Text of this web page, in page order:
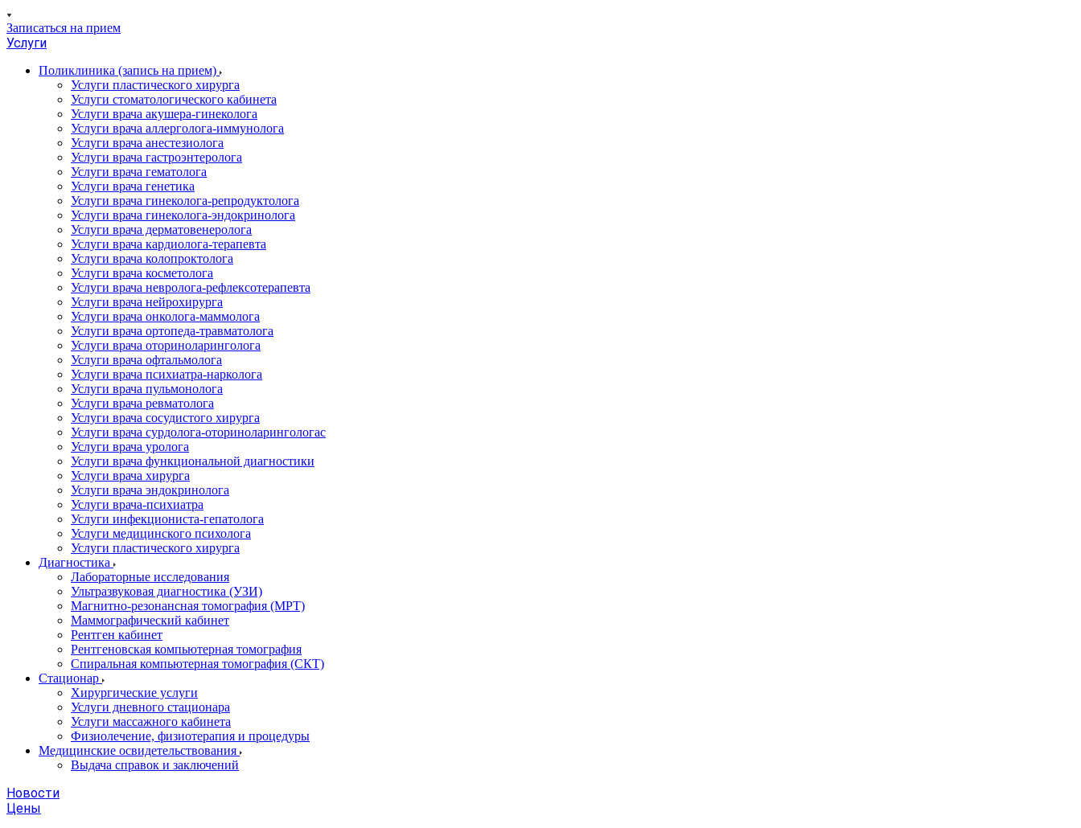
Записаться на прием
Услуги
Поликлиника (запись на прием)
Услуги пластического хирурга
Услуги стоматологического кабинета
Услуги врача акушера-гинеколога
Услуги врача аллерголога-иммунолога
Услуги врача анестезиолога
Услуги врача гастроэнтеролога
Услуги врача гематолога
Услуги врача генетика
Услуги врача гинеколога-репродуктолога
Услуги врача гинеколога-эндокринолога
Услуги врача дерматовенеролога
Услуги врача кардиолога-терапевта
Услуги врача колопроктолога
Услуги врача косметолога
Услуги врача невролога-рефлексотерапевта
Услуги врача нейрохирурга
Услуги врача онколога-маммолога
Услуги врача ортопеда-травматолога
Услуги врача оториноларинголога
Услуги врача офтальмолога
Услуги врача психиатра-нарколога
Услуги врача пульмонолога
Услуги врача ревматолога
Услуги врача сосудистого хирурга
Услуги врача сурдолога-оториноларингологас
Услуги врача уролога
Услуги врача функциональной диагностики
Услуги врача хирурга
Услуги врача эндокринолога
Услуги врача-психиатра
Услуги инфекциониста-гепатолога
Услуги медицинского психолога
Услуги пластического хирурга
Диагностика
Лабораторные исследования
Ультразвуковая диагностика (УЗИ)
Магнитно-резонансная томография (МРТ)
Маммографический кабинет
Рентген кабинет
Рентгеновская компьютерная томография
Спиральная компьютерная томография (СКТ)
Стационар
Хирургические услуги
Услуги дневного стационара
Услуги массажного кабинета
Физиолечение, физиотерапия и процедуры
Медицинские освидетельствования
Выдача справок и заключений
Новости
Цены